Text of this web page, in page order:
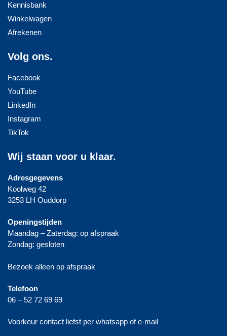
Kennisbank
Winkelwagen
Afrekenen
Volg ons.
Facebook
YouTube
LinkedIn
Instagram
TikTok
Wij staan voor u klaar.
Adresgegevens
Koolweg 42
3253 LH Ouddorp
Openingstijden
Maandag – Zaterdag: op afspraak
Zondag: gesloten
Bezoek alleen op afspraak
Telefoon
06 – 52 72 69 69
Voorkeur contact liefst per whatsapp of e-mail